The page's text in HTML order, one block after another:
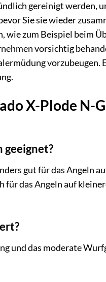
gereinigt werden,
Sie sie wieder
wie zum Beispiel beim
vorsichtig
X-Plode N-
geeignet?
gut für das Angeln
das Angeln auf
und das moderate